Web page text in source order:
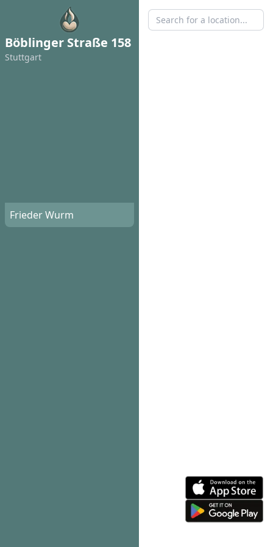
Böblinger Straße 158
Stuttgart
Frieder Wurm